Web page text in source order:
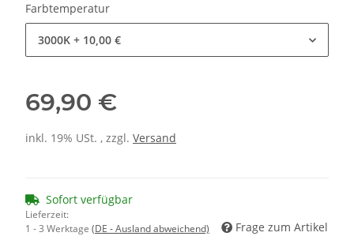
Farbtemperatur
3000K + 10,00 €
69,90 €
inkl. 19% USt. , zzgl. Versand
Sofort verfügbar
Lieferzeit:
1 - 3 Werktage (DE - Ausland abweichend) Frage zum Artikel